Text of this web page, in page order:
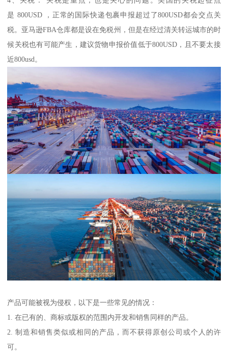
是 800USD ，正常的国际快递包裹申报超过了800USD都会交点关
税。亚马逊FBA仓库都是设在免税州，但是在经过清关转运城市的时
候关税也有可能产生，建议货物申报价值低于800USD，且不要太接
近800usd。
产品可能被视为侵权，以下是一些常见的情况：
1. 在已有的、商标或版权的范围内开发和销售同样的产品。
2. 制造和销售类似或相同的产品，而不获得原创公司或个人的许
可。